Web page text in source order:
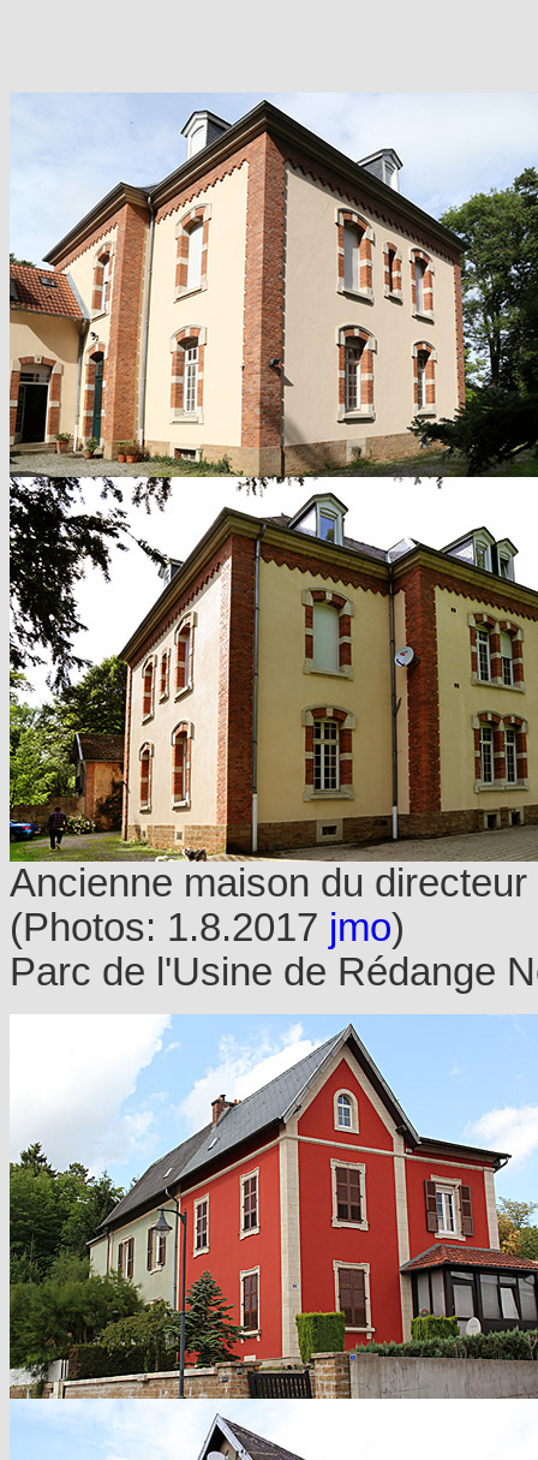
Ancienne maison du directeur
(Photos: 1.8.2017 jmo)
Parc de l'Usine de Rédange